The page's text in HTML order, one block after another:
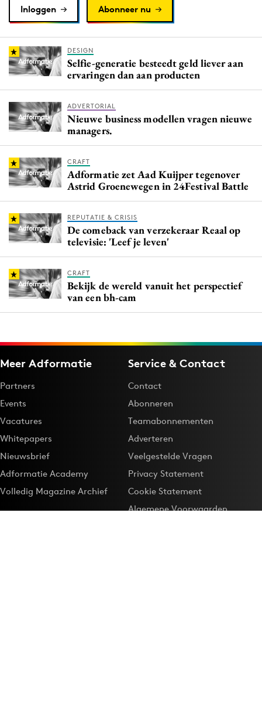
Purpose Marketing
Reputatie & crisis
Inloggen Abonneer nu
DESIGN
Selfie-generatie besteedt geld liever aan
ervaringen dan aan producten
ADVERTORIAL
Nieuwe business modellen vragen nieuwe
managers.
CRAFT
Adformatie zet Aad Kuijper tegenover
Astrid Groenewegen in 24Festival Battle
REPUTATIE & CRISIS
De comeback van verzekeraar Reaal op
televisie: 'Leef je leven'
CRAFT
Bekijk de wereld vanuit het perspectief
van een bh-cam
Meer Adformatie
Partners
Events
Vacatures
Whitepapers
Nieuwsbrief
Adformatie Academy
Volledig Magazine Archief
Service & Contact
Contact
Abonneren
Teamabonnementen
Adverteren
Veelgestelde Vragen
Privacy Statement
Cookie Statement
Algemene Voorwaarden